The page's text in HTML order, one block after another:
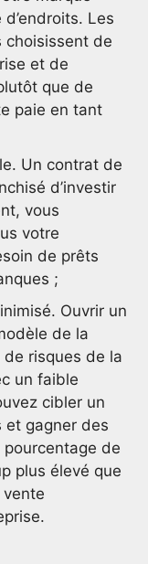
Les
choisissent de
et de
que de
paie en tant
Un contrat de
d’investir
vous
votre
de prêts
;
Ouvrir un
de la
risques de la
un faible
cibler un
et gagner des
de
plus élevé que
vente